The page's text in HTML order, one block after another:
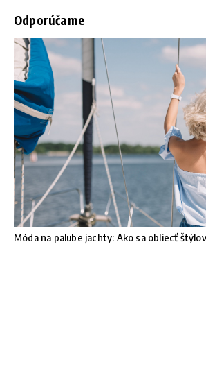
Odporúčame
Móda na palube jachty: Ako sa obliecť